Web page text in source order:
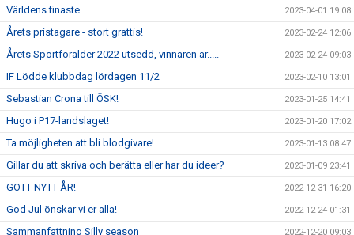
Världens finaste 2023-04-01 19:08
Årets pristagare - stort grattis! 2023-02-24 12:06
Årets Sportförälder 2022 utsedd, vinnaren är..... 2023-02-24 09:03
IF Lödde klubbdag lördagen 11/2 2023-02-10 13:01
Sebastian Crona till ÖSK! 2023-01-25 14:41
Hugo i P17-landslaget! 2023-01-20 17:02
Ta möjligheten att bli blodgivare! 2023-01-13 08:47
Gillar du att skriva och berätta eller har du ideer? 2023-01-09 23:41
GOTT NYTT ÅR! 2022-12-31 16:20
God Jul önskar vi er alla! 2022-12-24 01:31
Sammanfattning Silly season 2022-12-20 09:03